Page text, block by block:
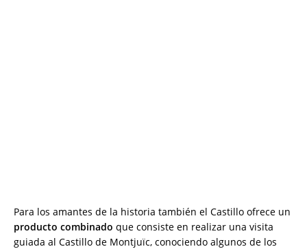
Para los amantes de la historia también el Castillo ofrece un
producto combinado que consiste en realizar una visita
guiada al Castillo de Montjuïc, conociendo algunos de los